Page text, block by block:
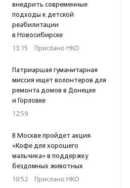
внедрить современные
подходы к детской
реабилитации
в Новосибирске
13:15 · Прислано НКО
Патриаршая гуманитарная
миссия ищет волонтеров для
ремонта домов в Донецке
и Горловке
12:59
В Москве пройдет акция
«Кофе для хорошего
мальчика» в поддержку
бездомных животных
10:52 · Прислано НКО